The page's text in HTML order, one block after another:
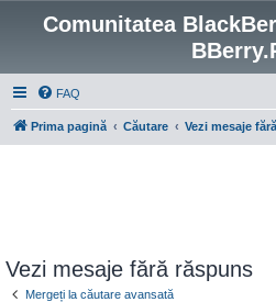
Comunitatea
FAQ
Prima pagină Căutare Vezi mesaje
Vezi mesaje fără răspuns
Mergeți la căutare avansată